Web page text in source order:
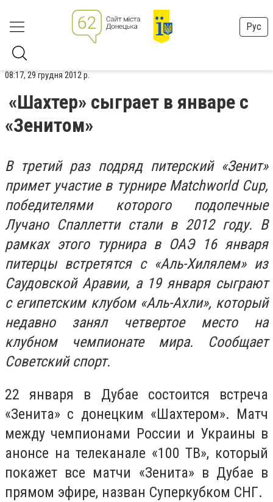
Рус
08:17, 29 грудня 2012 р.
«Шахтер» сыграет в январе с
«Зенитом»
В третий раз подряд питерский «Зенит»
примет участие в турнире Matchworld Cup,
победителями которого подопечные
Лучано Спаллетти стали в 2012 году. В
рамках этого турнира в ОАЭ 16 января
питерцы встретятся с «Аль-Хилялем» из
Саудовской Аравии, а 19 января сыграют
с египетским клубом «Аль-Ахли», который
недавно занял четвертое место на
клубном чемпионате мира. Сообщает
Советский спорт.
22 января в Дубае состоится встреча
«Зенита» с донецким «Шахтером». Матч
между чемпионами России и Украины в
анонсе на телеканале «100 ТВ», который
покажет все матчи «Зенита» в Дубае в
прямом эфире, назван Суперкубком СНГ.